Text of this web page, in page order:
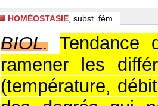
HOMÉOSTASIE , subst. fém.
BIOL. Tendance
ramener les
(température,